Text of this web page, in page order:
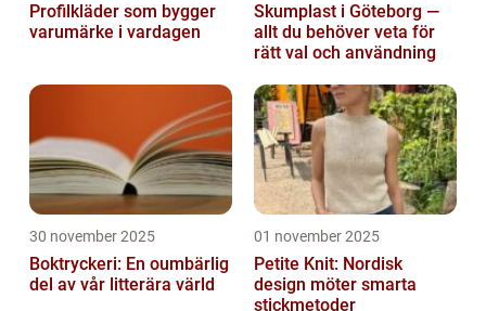
Profilkläder som bygger
varumärke i vardagen
Skumplast i Göteborg —
allt du behöver veta för
rätt val och användning
30 november 2025
Boktryckeri: En oumbärlig
del av vår litterära värld
01 november 2025
Petite Knit: Nordisk
design möter smarta
stickmetoder